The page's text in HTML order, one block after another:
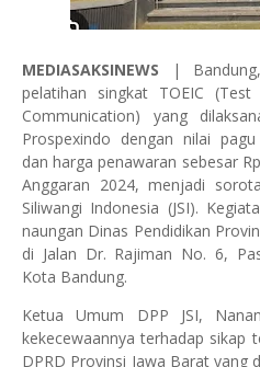
MEDIASAKSINEWS |
pelatihan singkat TOEIC
Communication) yang
Prospexindo dengan nilai pagu
dan harga penawaran sebesar
Anggaran 2024, menjadi
Siliwangi Indonesia (JSI).
naungan Dinas Pendidikan
di Jalan Dr. Rajiman No. 6,
Kota Bandung.
Ketua Umum DPP JSI,
kekecewaannya terhadap sikap
DPRD Provinsi Jawa Barat yang